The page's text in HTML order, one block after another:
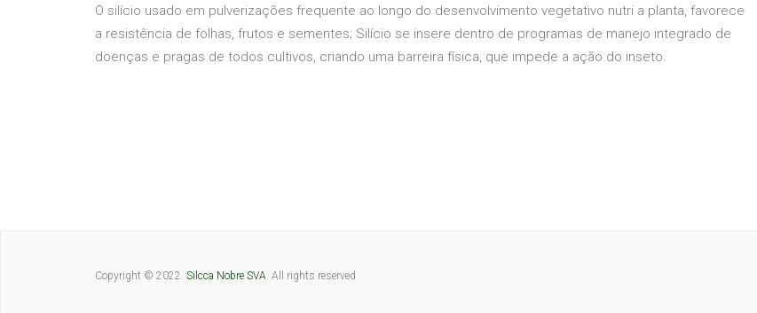
O silício usado em pulverizações frequente ao longo do desenvolvimento vegetativo nutri a planta, favorece
a resistência de folhas, frutos e sementes; Silício se insere dentro de programas de manejo integrado de
doenças e pragas de todos cultivos, criando uma barreira física, que impede a ação do inseto.
Copyright © 2022. Silcca Nobre SVA . All rights reserved